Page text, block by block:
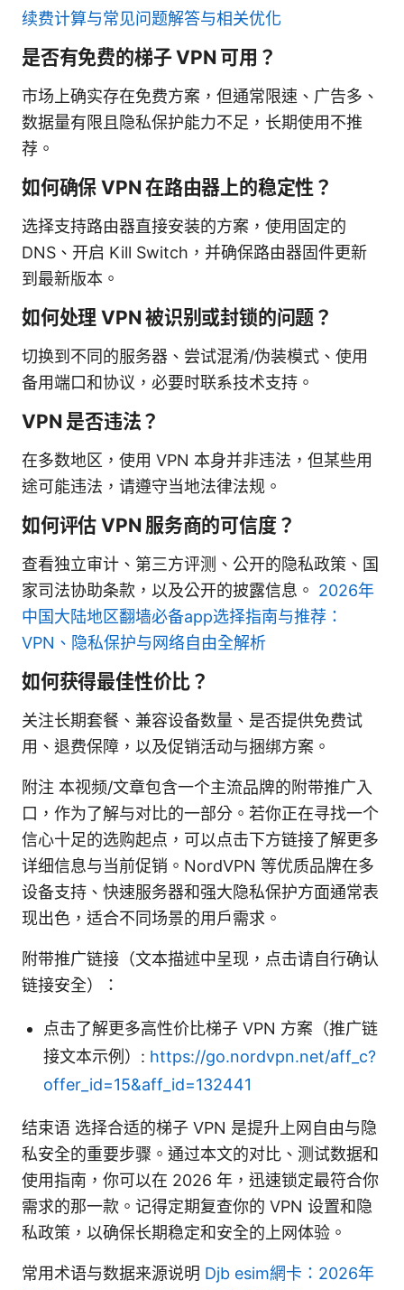
续费计算与常见问题解答与相关优化
是否有免费的梯子 VPN 可用？
市场上确实存在免费方案，但通常限速、广告多、
数据量有限且隐私保护能力不足，长期使用不推
荐。
如何确保 VPN 在路由器上的稳定性？
选择支持路由器直接安装的方案，使用固定的
DNS、开启 Kill Switch，并确保路由器固件更新
到最新版本。
如何处理 VPN 被识别或封锁的问题？
切换到不同的服务器、尝试混淆/伪装模式、使用
备用端口和协议，必要时联系技术支持。
VPN 是否违法？
在多数地区，使用 VPN 本身并非违法，但某些用
途可能违法，请遵守当地法律法规。
如何评估 VPN 服务商的可信度？
查看独立审计、第三方评测、公开的隐私政策、国
家司法协助条款，以及公开的披露信息。 2026年
中国大陆地区翻墙必备app选择指南与推荐：
VPN、隐私保护与网络自由全解析
如何获得最佳性价比？
关注长期套餐、兼容设备数量、是否提供免费试
用、退费保障，以及促销活动与捆绑方案。
附注 本视频/文章包含一个主流品牌的附带推广入
口，作为了解与对比的一部分。若你正在寻找一个
信心十足的选购起点，可以点击下方链接了解更多
详细信息与当前促销。NordVPN 等优质品牌在多
设备支持、快速服务器和强大隐私保护方面通常表
现出色，适合不同场景的用户需求。
附带推广链接（文本描述中呈现，点击请自行确认
链接安全）：
点击了解更多高性价比梯子 VPN 方案（推广链
接文本示例）: https://go.nordvpn.net/aff_c?
offer_id=15&aff_id=132441
结束语 选择合适的梯子 VPN 是提升上网自由与隐
私安全的重要步骤。通过本文的对比、测试数据和
使用指南，你可以在 2026 年，迅速锁定最符合你
需求的那一款。记得定期复查你的 VPN 设置和隐
私政策，以确保长期稳定和安全的上网体验。
常用术语与数据来源说明 Djb esim網卡：2026年